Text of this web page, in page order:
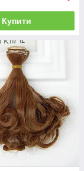
Купити